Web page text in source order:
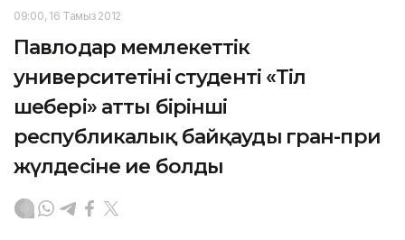
09:00, 16 Тамыз 2012
Павлодар мемлекеттік
университетінің студенті «Тіл
шебері» атты бірінші
республикалық байқаудың гран-при
жүлдесіне ие болды